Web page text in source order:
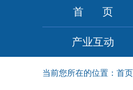
首页
产业互动
当前您所在的位置： 首页